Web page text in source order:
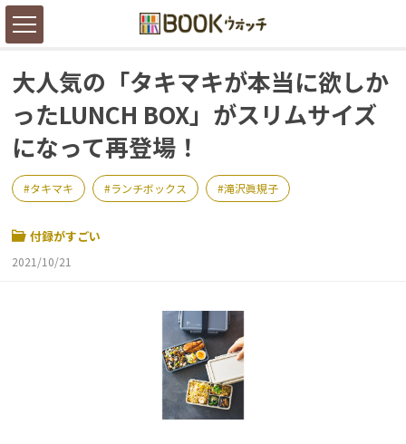
大人気の「タキマキが本当に欲しか
ったLUNCH BOX」がスリムサイズ
になって再登場！
タキマキ ランチボックス 滝沢眞規子
付録がすごい
2021/10/21